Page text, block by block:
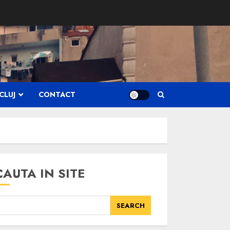
CONTACT
IN SITE
SEARCH